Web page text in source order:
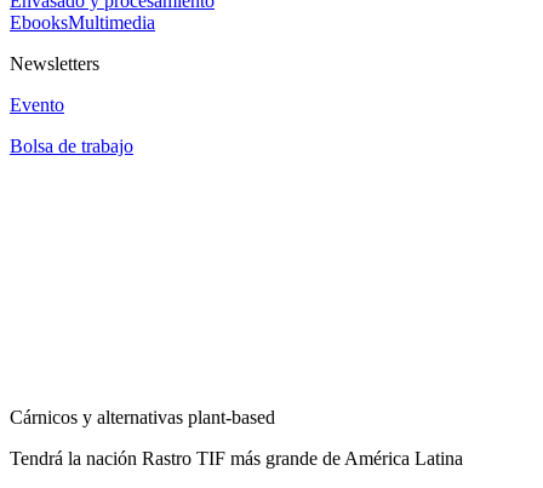
EbooksMultimedia
Newsletters
Evento
Bolsa de trabajo
Cárnicos y alternativas plant-based
Tendrá la nación Rastro TIF más grande de América Latina